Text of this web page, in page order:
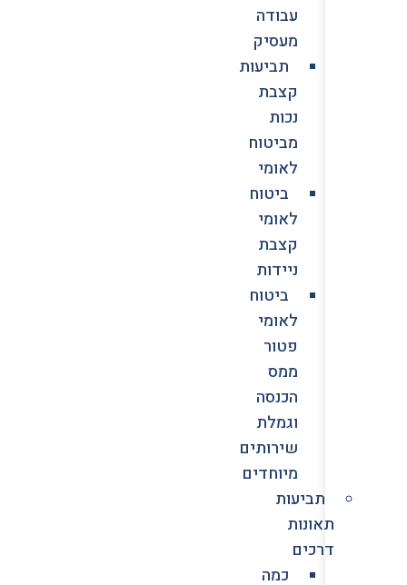
עבודה
מעסיק
תביעות
קצבת
נכות
מביטוח
לאומי
ביטוח
לאומי
קצבת
ניידות
ביטוח
לאומי
פטור
ממס
הכנסה
וגמלת
שירותים
מיוחדים
תביעות
תאונות
דרכים
כמה